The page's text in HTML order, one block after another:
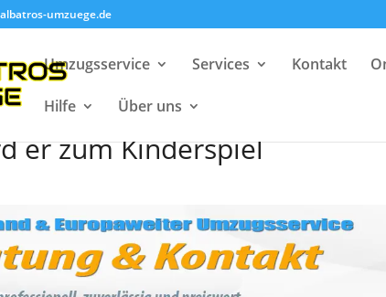
umzuege.de
Umzugsservice Services Kontakt
Hilfe Über uns
Zehlendorf mit Albatros
er zum Kinderspiel